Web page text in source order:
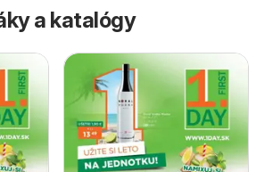
a katalógy